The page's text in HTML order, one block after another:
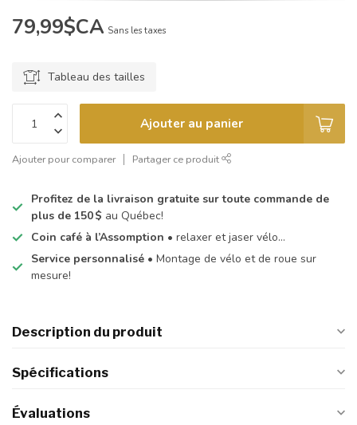
79,99$CA Sans les taxes
Tableau des tailles
Ajouter au panier
Ajouter pour comparer Partager ce produit
Profitez de la livraison gratuite sur toute commande de
plus de 150 $ au Québec!
Coin café à l’Assomption • relaxer et jaser vélo…
Service personnalisé • Montage de vélo et de roue sur
mesure!
Description du produit
Spécifications
Évaluations